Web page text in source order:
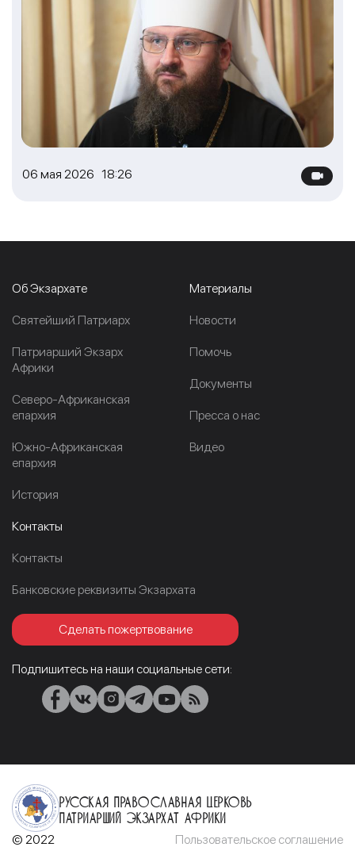
06 мая 2026 18:26
Об Экзархате
Cвятейший Патриарх
Патриарший Экзарх
Африки
Северо-Африканская
епархия
Южно-Африканская
епархия
История
Материалы
Новости
Помочь
Документы
Пресса о нас
Видео
Контакты
Контакты
Банковские реквизиты Экзархата
Сделать пожертвование
Подпишитесь на наши социальные сети:
Русская Православная Церковь
Патриарший Экзархат Африки
© 2022 Пользовательское соглашение